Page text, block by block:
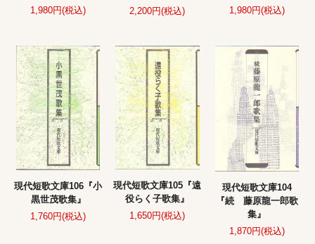
1,980円(税込)
2,200円(税込)
1,980円(税込)
現代短歌文庫106『小
黒世茂歌集』
1,760円(税込)
現代短歌文庫105『遠
役らく子歌集』
1,650円(税込)
現代短歌文庫104
『続 藤原龍一郎歌
集』
1,870円(税込)